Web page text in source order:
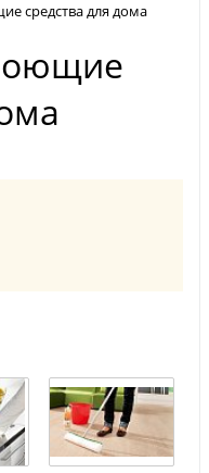
средства для дома